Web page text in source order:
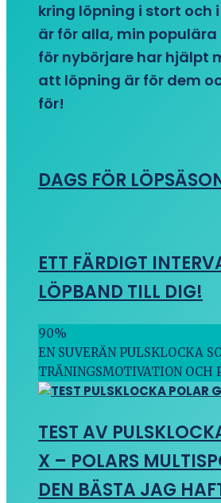
kring löpning i stort och
är för alla, min
för nybörjare har hjälpt
att löpning är för dem
för!
DAGS FÖR
ETT FÄRDIGT
LÖPBAND TILL DIG!
90%
EN SUVERÄN PULSKLOCKA
TRÄNINGSMOTIVATION OCH
TEST AV
X – POLARS
DEN BÄSTA JAG